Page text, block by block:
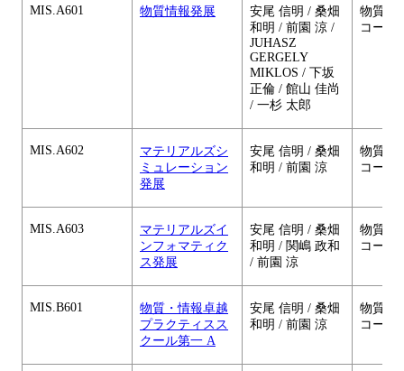
MIS.A601 物質情報発展
安尾 信明 / 桑畑
和明 / 前園 涼 /
JUHASZ
GERGELY
MIKLOS / 下坂
正倫 / 館山 佳尚
/ 一杉 太郎
物質・
コース
MIS.A602
マテリアルズシ
ミュレーション
発展
安尾 信明 / 桑畑
和明 / 前園 涼
物質・
コース
MIS.A603
マテリアルズイ
ンフォマティク
ス発展
安尾 信明 / 桑畑
和明 / 関嶋 政和
/ 前園 涼
物質・
コース
MIS.B601
物質・情報卓越
プラクティスス
クール第一 A
安尾 信明 / 桑畑
和明 / 前園 涼
物質・
コース